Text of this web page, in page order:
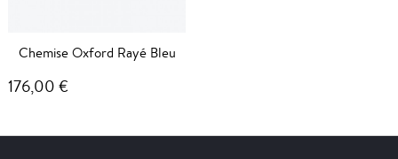
Chemise Oxford Rayé Bleu
176,00 €